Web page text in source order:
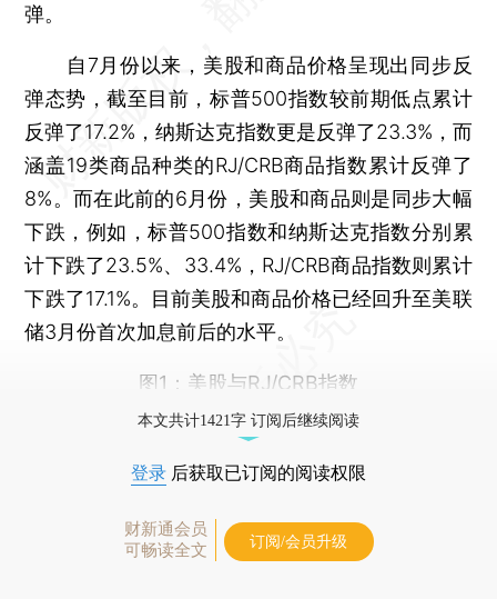
弹。
自7月份以来，美股和商品价格呈现出同步反
弹态势，截至目前，标普500指数较前期低点累计
反弹了17.2%，纳斯达克指数更是反弹了23.3%，而
涵盖19类商品种类的RJ/CRB商品指数累计反弹了
8%。而在此前的6月份，美股和商品则是同步大幅
下跌，例如，标普500指数和纳斯达克指数分别累
计下跌了23.5%、33.4%，RJ/CRB商品指数则累计
下跌了17.1%。目前美股和商品价格已经回升至美联
储3月份首次加息前后的水平。
图1：美股与RJ/CRB指数
本文共计1421字 订阅后继续阅读
登录 后获取已订阅的阅读权限
财新通会员
可畅读全文
订阅/会员升级